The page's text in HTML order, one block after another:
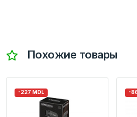
Похожие товары
-227 MDL -